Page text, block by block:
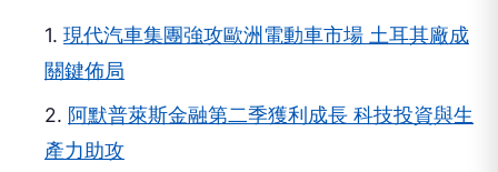
1. 現代汽車集團強攻歐洲電動車市場 土耳其廠成
關鍵佈局
2. 阿默普萊斯金融第二季獲利成長 科技投資與生
產力助攻